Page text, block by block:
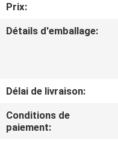
CONTRÔLE
DE
CONTACTEZ-
NOUS
Prix:
Détails d'emballage:
Délai de livraison:
Conditions de
paiement: